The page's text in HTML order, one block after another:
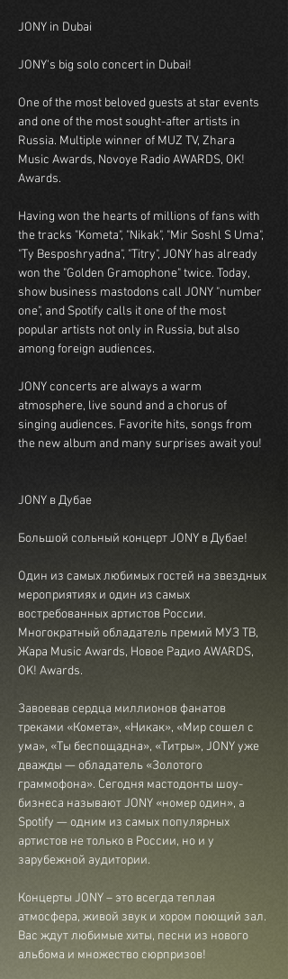
JONY in Dubai
JONY's big solo concert in Dubai!
One of the most beloved guests at star events
and one of the most sought-after artists in
Russia. Multiple winner of MUZ TV, Zhara
Music Awards, Novoye Radio AWARDS, OK!
Awards.
Having won the hearts of millions of fans with
the tracks "Kometa", "Nikak", "Mir Soshl S Uma",
"Ty Besposhryadna", "Titry", JONY has already
won the "Golden Gramophone" twice. Today,
show business mastodons call JONY "number
one", and Spotify calls it one of the most
popular artists not only in Russia, but also
among foreign audiences.
JONY concerts are always a warm
atmosphere, live sound and a chorus of
singing audiences. Favorite hits, songs from
the new album and many surprises await you!
JONY в Дубае
Большой сольный концерт JONY в Дубае!
Один из самых любимых гостей на звездных
мероприятиях и один из самых
востребованных артистов России.
Многократный обладатель премий МУЗ ТВ,
Жара Music Awards, Новое Радио AWARDS,
OK! Awards.
Завоевав сердца миллионов фанатов
треками «Комета», «Никак», «Мир сошел с
ума», «Ты беспощадна», «Титры», JONY уже
дважды — обладатель «Золотого
граммофона». Сегодня мастодонты шоу-
бизнеса называют JONY «номер один», а
Spotify — одним из самых популярных
артистов не только в России, но и у
зарубежной аудитории.
Концерты JONY – это всегда теплая
атмосфера, живой звук и хором поющий зал.
Вас ждут любимые хиты, песни из нового
альбома и множество сюрпризов!